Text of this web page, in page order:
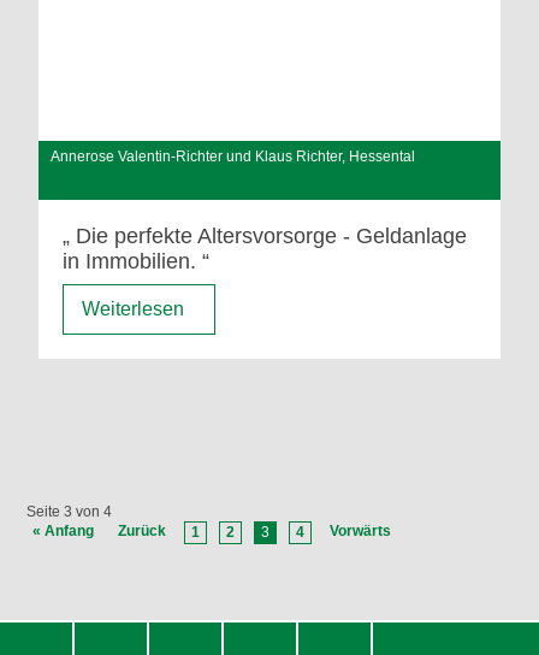
Annerose Valentin-Richter und Klaus Richter, Hessental
Die perfekte Altersvorsorge - Geldanlage
in Immobilien.
Weiterlesen
Seite 3 von 4
« Anfang
Zurück 1 2 3 4 Vorwärts